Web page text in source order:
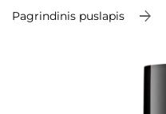
Pagrindinis puslapis